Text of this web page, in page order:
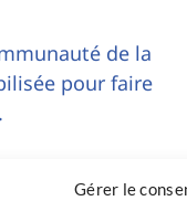
Gérer le
de la
pour faire